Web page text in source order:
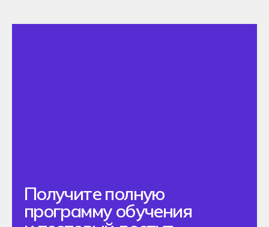
О колледже Хекслет
Сведения об организации